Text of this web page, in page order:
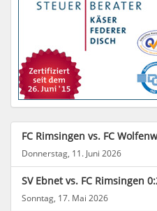
FC Rimsingen vs. FC
Donnerstag, 11. Juni 2026
SV Ebnet vs. FC Rimsingen
Sonntag, 17. Mai 2026